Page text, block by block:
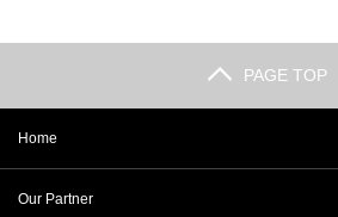
PAGE TOP
Home
Our Partner